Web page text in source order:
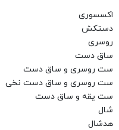
اکسسوری
دستکش
روسری
ساق دست
ست روسری و ساق دست
ست روسری و ساق دست نخی
ست یقه و ساق دست
شال
هدشال